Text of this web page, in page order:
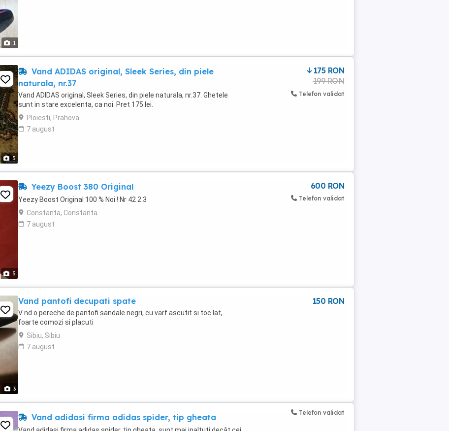
1
5
Vand ADIDAS original, Sleek Series, din piele
naturala, nr.37
Vand ADIDAS original, Sleek Series, din piele naturala, nr.37. Ghetele
sunt in stare excelenta, ca noi. Pret 175 lei.
Ploiesti, Prahova
7 august
175 RON
199 RON
Telefon validat
5
Yeezy Boost 380 Original
Yeezy Boost Original 100 % Noi ! Nr 42 2 3
Constanta, Constanta
7 august
600 RON
Telefon validat
3
Vand pantofi decupati spate
V nd o pereche de pantofi sandale negri, cu varf ascutit si toc lat,
foarte comozi si placuti
Sibiu, Sibiu
7 august
150 RON
Vand adidasi firma adidas spider, tip gheata Telefon validat